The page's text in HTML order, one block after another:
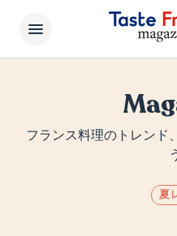
フランス料理のトレンド
夏